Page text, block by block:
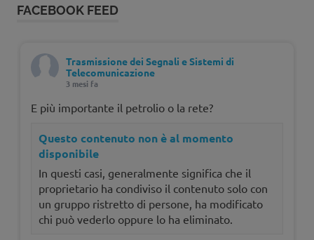
FACEBOOK FEED
Trasmissione dei Segnali e Sistemi di
Telecomunicazione
3 mesi fa
E più importante il petrolio o la rete?
Questo contenuto non è al momento
disponibile
In questi casi, generalmente significa che il
proprietario ha condiviso il contenuto solo con
un gruppo ristretto di persone, ha modificato
chi può vederlo oppure lo ha eliminato.